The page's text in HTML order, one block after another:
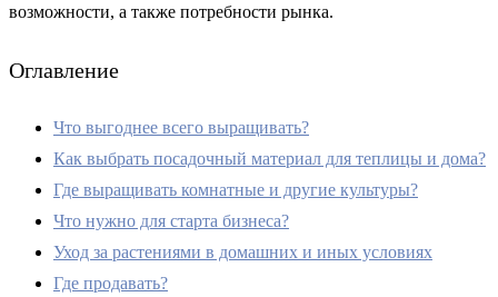
возможности, а также потребности рынка.
Оглавление
Что выгоднее всего выращивать?
Как выбрать посадочный материал для теплицы и дома?
Где выращивать комнатные и другие культуры?
Что нужно для старта бизнеса?
Уход за растениями в домашних и иных условиях
Где продавать?